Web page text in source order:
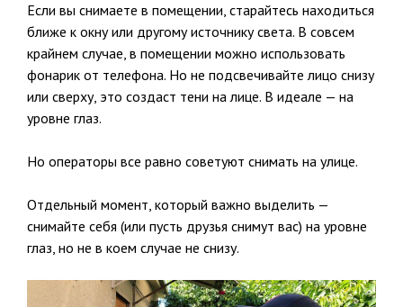
Если вы снимаете в помещении, старайтесь находиться
ближе к окну или другому источнику света. В совсем
крайнем случае, в помещении можно использовать
фонарик от телефона. Но не подсвечивайте лицо снизу
или сверху, это создаст тени на лице. В идеале — на
уровне глаз.
Но операторы все равно советуют снимать на улице.
Отдельный момент, который важно выделить —
снимайте себя (или пусть друзья снимут вас) на уровне
глаз, но не в коем случае не снизу.